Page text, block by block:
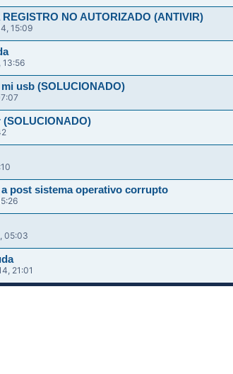
NO AUTORIZADO (ANTIVIR)
15:09
13:56
usb (SOLUCIONADO)
post sistema operativo corrupto
05:03
21:01